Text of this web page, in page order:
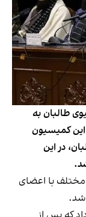
طالبان به
این کمیسیون
در این
با اعضای
شد.